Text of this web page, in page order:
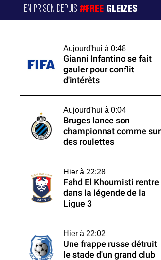
EN PRISON DEPUIS#FREE GLEIZES
Aujourd'hui à 0:48
Gianni Infantino se fait
gauler pour conflit
d'intérêts
Aujourd'hui à 0:04
Bruges lance son
championnat comme sur
des roulettes
Hier à 22:28
Fahd El Khoumisti rentre
dans la légende de la
Ligue 3
Hier à 22:02
Une frappe russe détruit
le stade d'un grand club